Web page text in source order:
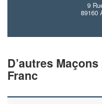
9
89160
D’autres
Franc